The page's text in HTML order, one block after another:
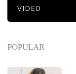
POPULAR
VIDEO